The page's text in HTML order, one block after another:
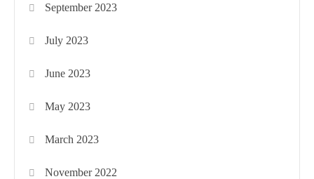
September 2023
July 2023
June 2023
May 2023
March 2023
November 2022